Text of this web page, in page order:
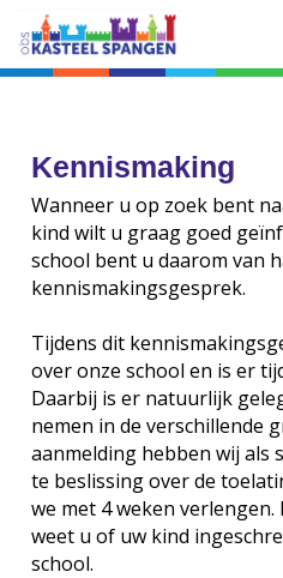
Kennismaking
Wanneer u op zoek bent
kind wilt u graag goed
school bent u daarom van
kennismakingsgesprek.
Tijdens dit
over onze school en is er
Daarbij is er natuurlijk
nemen in de verschillende
aanmelding hebben wij als
te beslissing over de
we met 4 weken verlengen.
weet u of uw kind
school.